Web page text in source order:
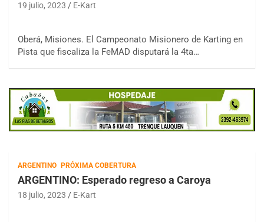
19 julio, 2023 E-Kart
Oberá, Misiones. El Campeonato Misionero de Karting en
Pista que fiscaliza la FeMAD disputará la 4ta…
ARGENTINO PRÓXIMA COBERTURA
ARGENTINO: Esperado regreso a Caroya
18 julio, 2023 E-Kart